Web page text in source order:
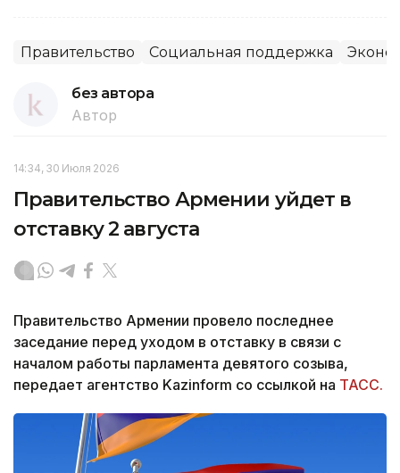
Правительство Социальная поддержка
без автора
Автор
14:34, 30 Июля 2026
Правительство Армении уйдет в
отставку 2 августа
Правительство Армении провело последнее
заседание перед уходом в отставку в связи с
началом работы парламента девятого созыва,
передает агентство Kazinform со ссылкой на ТАСС.